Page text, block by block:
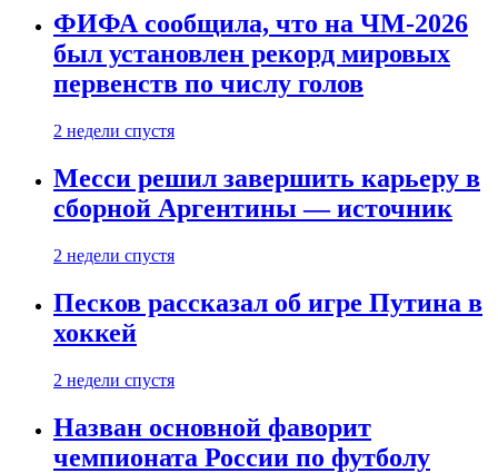
ФИФА сообщила, что на ЧМ-2026
был установлен рекорд мировых
первенств по числу голов
2 недели спустя
Месси решил завершить карьеру в
сборной Аргентины — источник
2 недели спустя
Песков рассказал об игре Путина в
хоккей
2 недели спустя
Назван основной фаворит
чемпионата России по футболу